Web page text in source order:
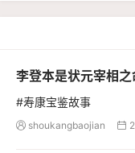
李登本是状元宰相
#寿康宝鉴故事
 shoukangbaojian 